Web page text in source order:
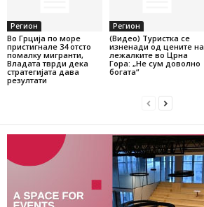
Регион
Во Грција по море
пристигнале 34 отсто
помалку мигранти,
Владата тврди дека
стратегијата дава
резултати
Регион
(Видео) Туристка се
изненади од цените на
лежалките во Црна
Гора: „Не сум доволно
богата“